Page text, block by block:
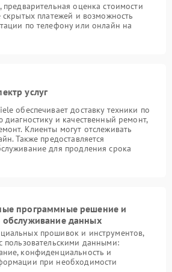
предварительная оценка стоимости
скрытых платежей и возможность
по телефону или онлайн на
услуг
обеспечивает доставку техники по
диагностику и качественный ремонт,
Клиенты могут отслеживать
Также предоставляется
для продления срока
программные решение и
обслуживание данных
прошивок и инструментов,
пользовательскими данными:
конфиденциальность и
при необходимости